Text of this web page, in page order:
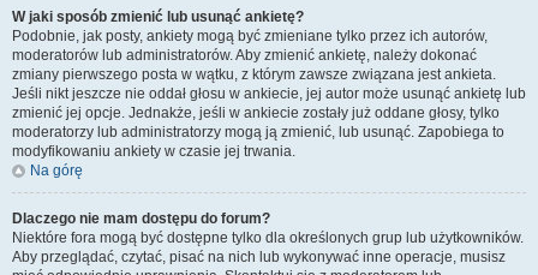
W jaki sposób zmienić lub usunąć ankietę?
Podobnie, jak posty, ankiety mogą być zmieniane tylko przez ich autorów,
moderatorów lub administratorów. Aby zmienić ankietę, należy dokonać
zmiany pierwszego posta w wątku, z którym zawsze związana jest ankieta.
Jeśli nikt jeszcze nie oddał głosu w ankiecie, jej autor może usunąć ankietę lub
zmienić jej opcje. Jednakże, jeśli w ankiecie zostały już oddane głosy, tylko
moderatorzy lub administratorzy mogą ją zmienić, lub usunąć. Zapobiega to
modyfikowaniu ankiety w czasie jej trwania.
Na górę
Dlaczego nie mam dostępu do forum?
Niektóre fora mogą być dostępne tylko dla określonych grup lub użytkowników.
Aby przeglądać, czytać, pisać na nich lub wykonywać inne operacje, musisz